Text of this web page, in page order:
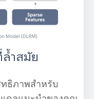
ล้ำสมัย
ทธิภาพสำหรับ